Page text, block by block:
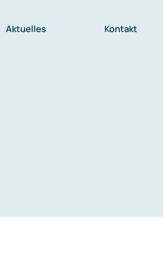
Aktuelles Kontakt